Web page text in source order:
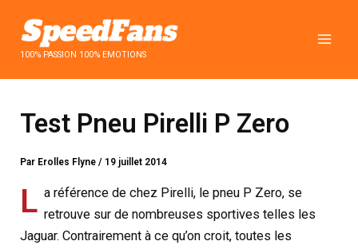
contenu100% PASSION 100% EMOTIONS
Test Pneu Pirelli P Zero
Par Erolles Flyne/ 19 juillet 2014
L a référence de chez Pirelli, le pneu P Zero, se
retrouve sur de nombreuses sportives telles les
Jaguar. Contrairement à ce qu’on croit, toutes les